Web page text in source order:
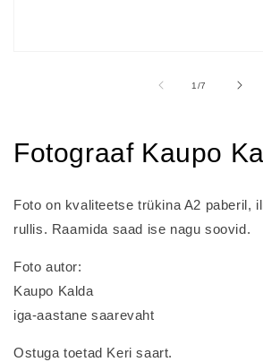
1 /
of7
Fotograaf Kaupo
Foto on kvaliteetse trükina A2 paberil,
rullis. Raamida saad ise nagu soovid.
Foto autor:
Kaupo Kalda
iga-aastane saarevaht
Ostuga toetad Keri saart.